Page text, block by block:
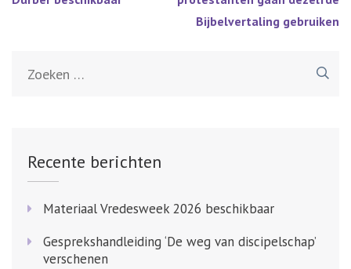
Bijbelvertaling gebruiken
Recente berichten
Materiaal Vredesweek 2026 beschikbaar
Gesprekshandleiding ‘De weg van discipelschap’
verschenen